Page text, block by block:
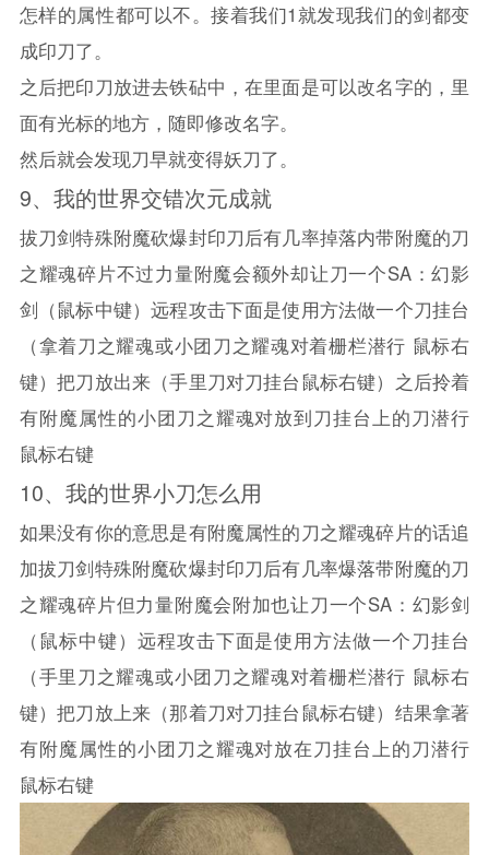
怎样的属性都可以不。接着我们1就发现我们的剑都变
成印刀了。
之后把印刀放进去铁砧中，在里面是可以改名字的，里
面有光标的地方，随即修改名字。
然后就会发现刀早就变得妖刀了。
9、 我的世界交错次元成就
拔刀剑特殊附魔砍爆封印刀后有几率掉落内带附魔的刀
之耀魂碎片不过力量附魔会额外却让刀一个SA：幻影
剑（鼠标中键）远程攻击下面是使用方法做一个刀挂台
（拿着刀之耀魂或小团刀之耀魂对着栅栏潜行 鼠标右
键）把刀放出来（手里刀对刀挂台鼠标右键）之后拎着
有附魔属性的小团刀之耀魂对放到刀挂台上的刀潜行
鼠标右键
10、 我的世界小刀怎么用
如果没有你的意思是有附魔属性的刀之耀魂碎片的话追
加拔刀剑特殊附魔砍爆封印刀后有几率爆落带附魔的刀
之耀魂碎片但力量附魔会附加也让刀一个SA：幻影剑
（鼠标中键）远程攻击下面是使用方法做一个刀挂台
（手里刀之耀魂或小团刀之耀魂对着栅栏潜行 鼠标右
键）把刀放上来（那着刀对刀挂台鼠标右键）结果拿著
有附魔属性的小团刀之耀魂对放在刀挂台上的刀潜行
鼠标右键